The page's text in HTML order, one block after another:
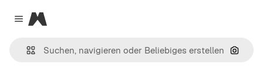
Close menu
Magnific
Nach